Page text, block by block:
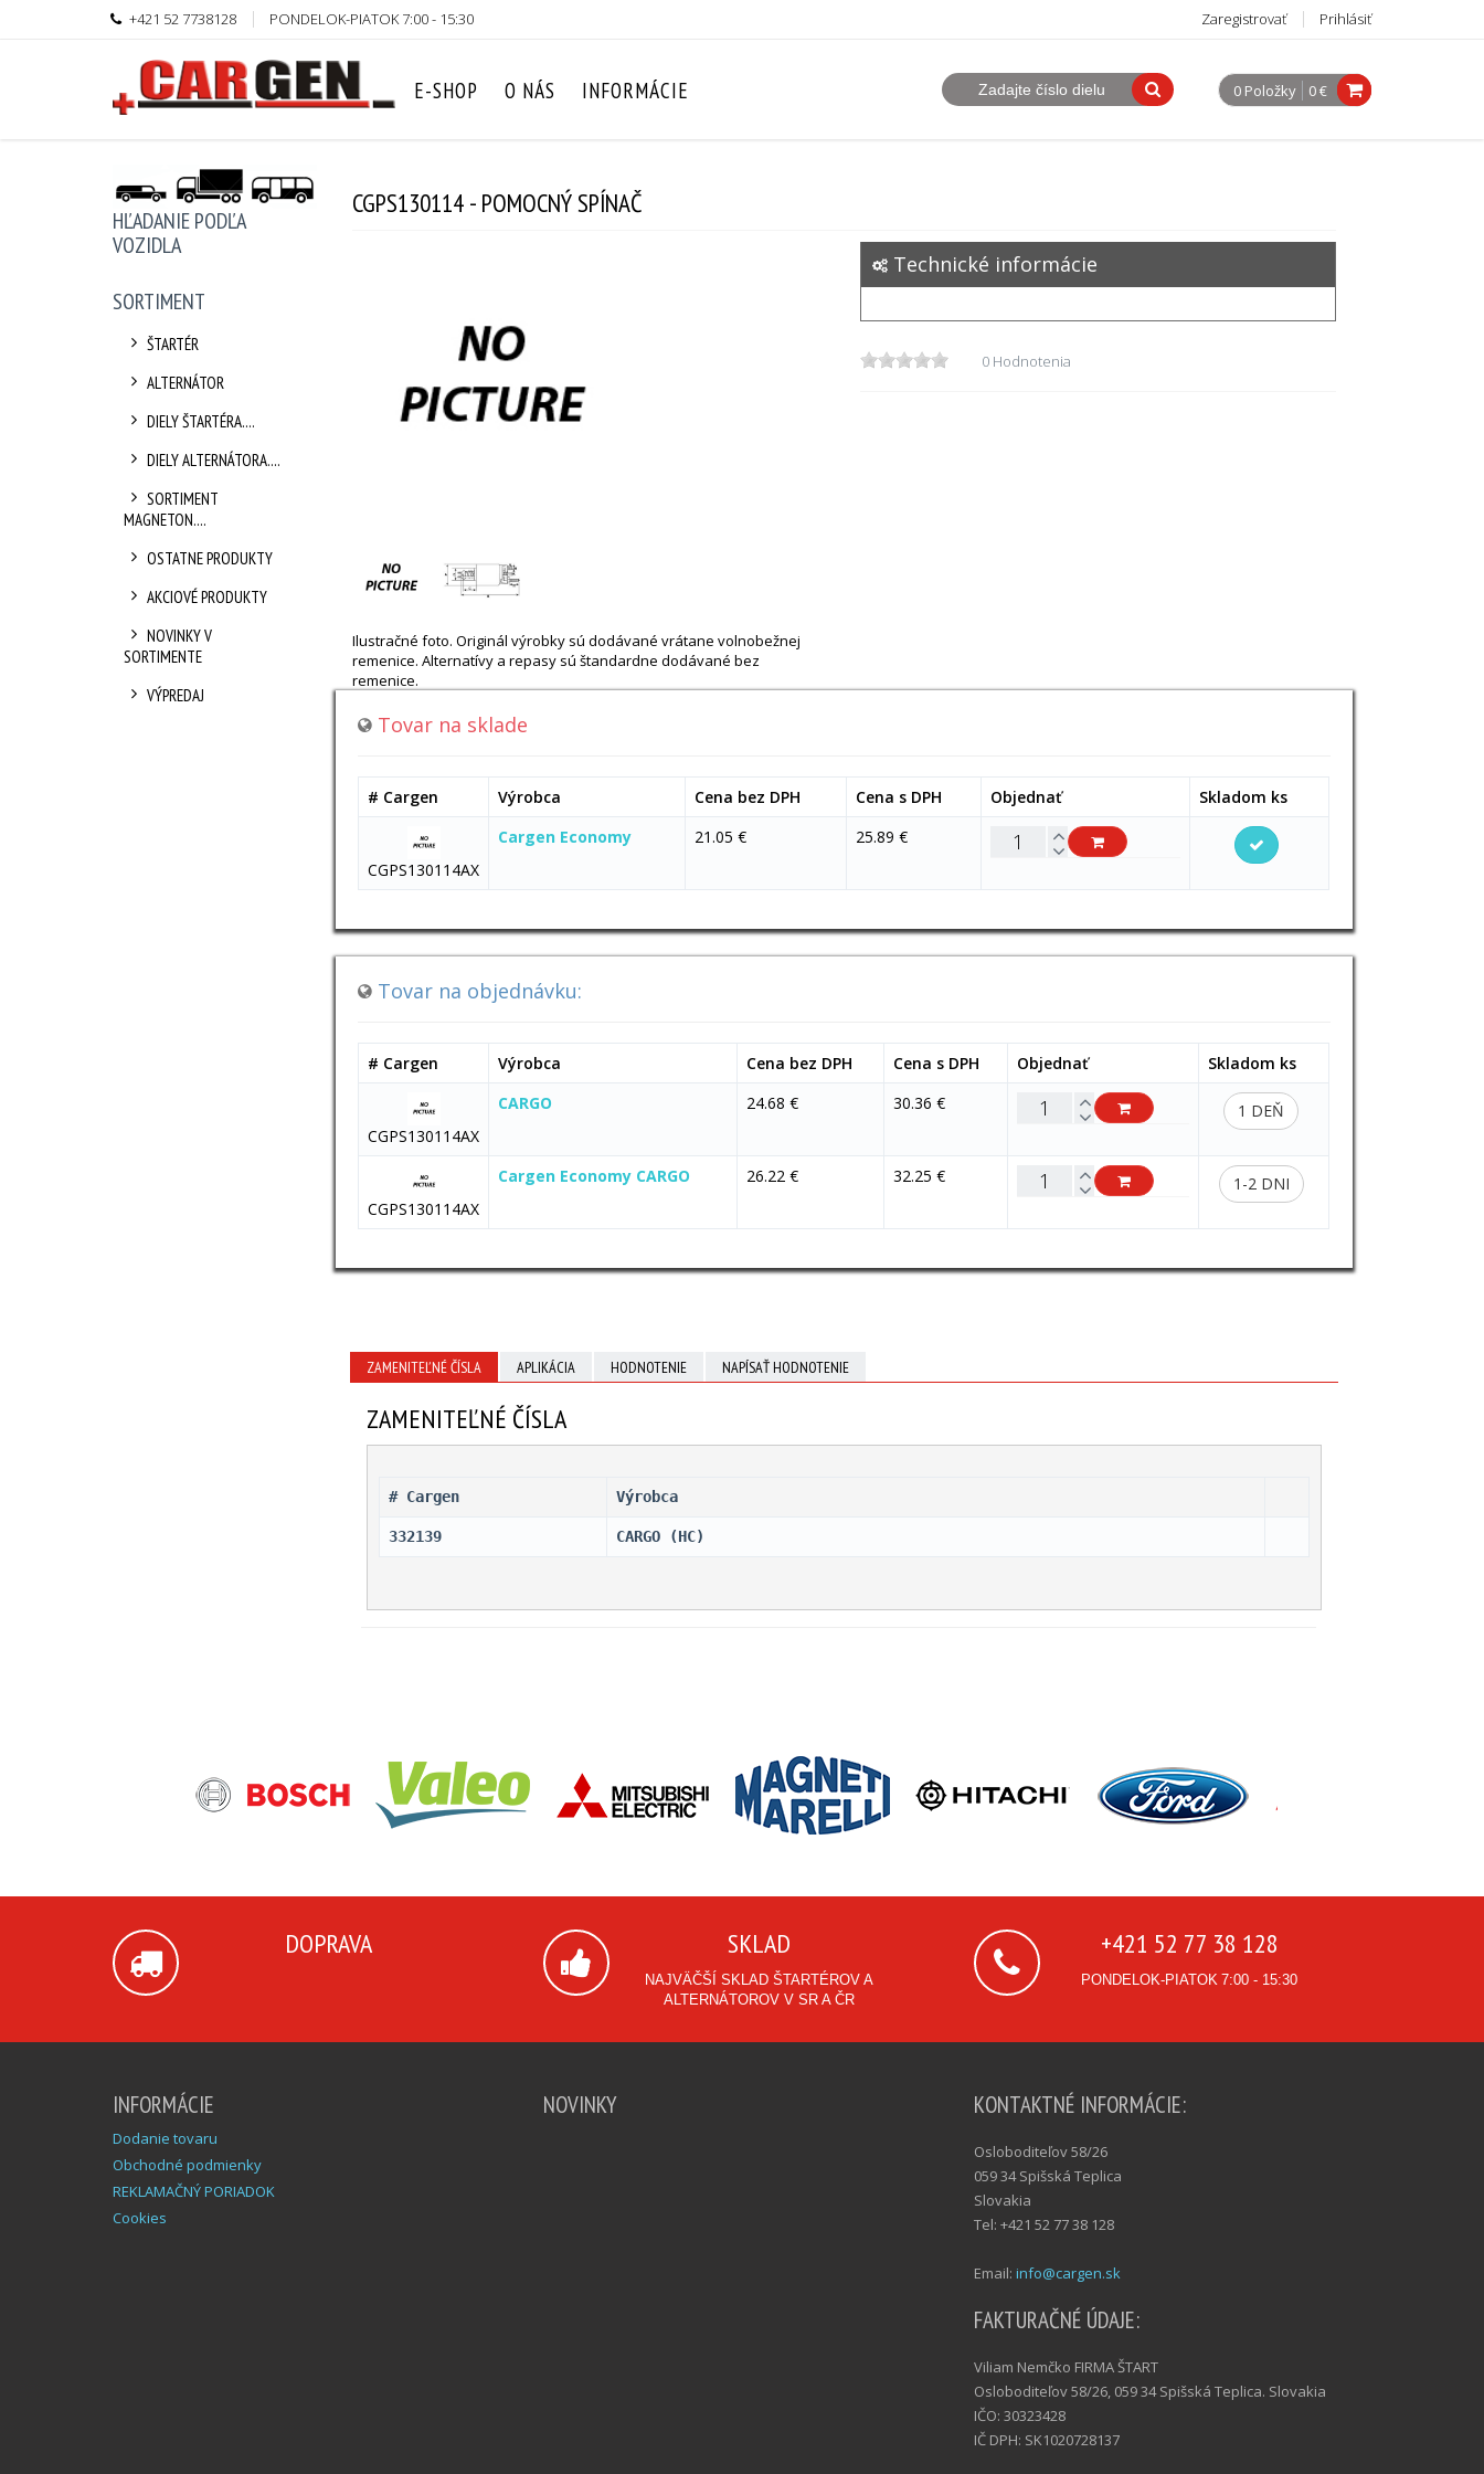
+421 52 7738128 PONDELOK-PIATOK 7:00 - 15:30 Zaregistrovať Prihlásiť
0 Položky 0 €
E-SHOP O NÁS INFORMÁCIE
HĽADANIE PODĽA
VOZIDLA
SORTIMENT
ŠTARTÉR
ALTERNÁTOR
DIELY ŠTARTÉRA....
DIELY ALTERNÁTORA....
SORTIMENT
MAGNETON....
OSTATNE PRODUKTY
AKCIOVÉ PRODUKTY
NOVINKY V
SORTIMENTE
VÝPREDAJ
CGPS130114 - POMOCNÝ SPÍNAČ
Ilustračné foto. Originál výrobky sú dodávané vrátane volnobežnej
remenice. Alternatívy a repasy sú štandardne dodávané bez
remenice.
Technické informácie
0 Hodnotenia
Tovar na sklade
# Cargen Výrobca Cena bez DPH Cena s DPH Objednať Skladom ks
CGPS130114AX
Cargen Economy 21.05 € 25.89 €
Tovar na objednávku:
# Cargen Výrobca Cena bez DPH Cena s DPH Objednať Skladom ks
CGPS130114AX
CARGO 24.68 € 30.36 € 1 DEŇ
CGPS130114AX
Cargen Economy CARGO 26.22 € 32.25 € 1-2 DNI
ZAMENITEĽNÉ ČÍSLA APLIKÁCIA HODNOTENIE NAPÍSAŤ HODNOTENIE
ZAMENITEĽNÉ ČÍSLA
# Cargen Výrobca
332139 CARGO (HC)
DOPRAVA SKLAD
NAJVÄČŠÍ SKLAD ŠTARTÉROV A
ALTERNÁTOROV V SR A ČR
+421 52 77 38 128
PONDELOK-PIATOK 7:00 - 15:30
INFORMÁCIE
Dodanie tovaru
Obchodné podmienky
REKLAMAČNÝ PORIADOK
Cookies
NOVINKY KONTAKTNÉ INFORMÁCIE:
Osloboditeľov 58/26
059 34 Spišská Teplica
Slovakia
Tel: +421 52 77 38 128
Email: info@cargen.sk
FAKTURAČNÉ ÚDAJE:
Viliam Nemčko FIRMA ŠTART
Osloboditeľov 58/26, 059 34 Spišská Teplica. Slovakia
IČO: 30323428
IČ DPH: SK1020728137